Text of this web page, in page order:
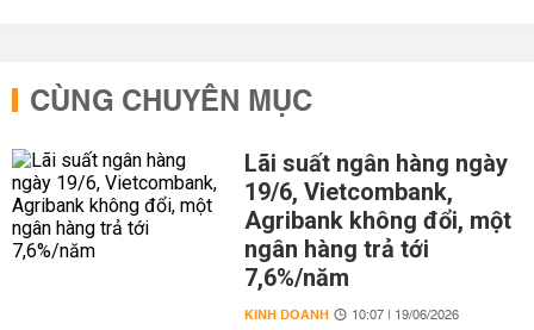
CÙNG CHUYÊN MỤC
Lãi suất ngân hàng ngày
19/6, Vietcombank,
Agribank không đổi, một
ngân hàng trả tới
7,6%/năm
KINH DOANH 10:07 | 19/06/2026